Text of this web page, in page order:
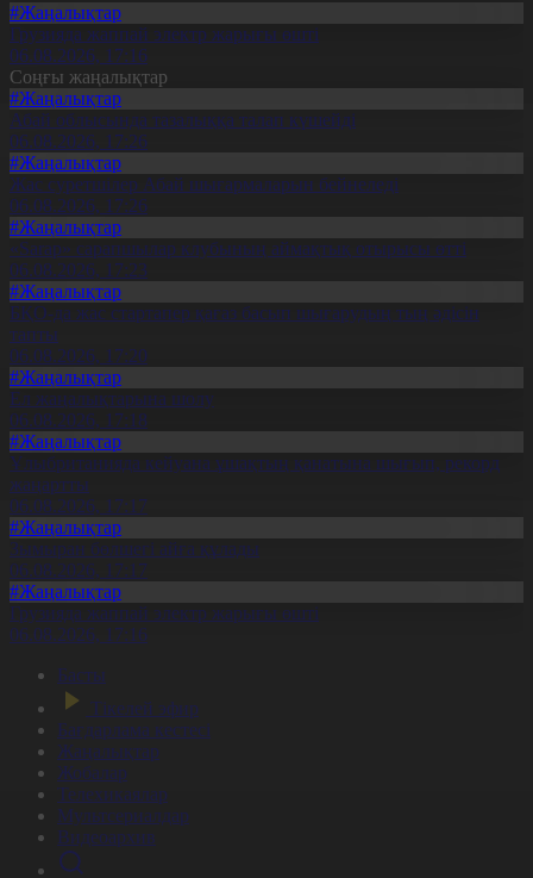
#Жаңалықтар
Грузияда жаппай электр жарығы өшті
06.08.2026, 17:16
Соңғы жаңалықтар
#Жаңалықтар
Абай облысында тазалыққа талап күшейді
06.08.2026, 17:26
#Жаңалықтар
Жас суретшілер Абай шығармаларын бейнеледі
06.08.2026, 17:26
#Жаңалықтар
«Sarap» сарапшылар клубының аймақтық отырысы өтті
06.08.2026, 17:23
#Жаңалықтар
БҚО-да жас стартапер қағаз басып шығарудың тың әдісін
тапты
06.08.2026, 17:20
#Жаңалықтар
Ел жаңалықтарына шолу
06.08.2026, 17:18
#Жаңалықтар
Ұлыбританияда кейуана ұшақтың қанатына шығып, рекорд
жаңартты
06.08.2026, 17:17
#Жаңалықтар
Зымыран бөлшегі айға құлады
06.08.2026, 17:17
#Жаңалықтар
Грузияда жаппай электр жарығы өшті
06.08.2026, 17:16
Басты
Тікелей эфир
Бағдарлама кестесі
Жаңалықтар
Жобалар
Телехикаялар
Мультсериалдар
Видеоархив